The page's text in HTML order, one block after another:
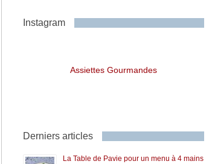
Instagram
Assiettes Gourmandes
Derniers articles
La Table de Pavie pour un menu à 4 mains